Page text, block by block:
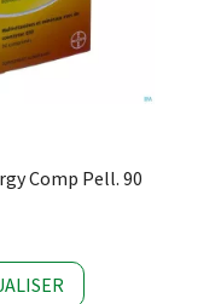
Comp Pell. 90